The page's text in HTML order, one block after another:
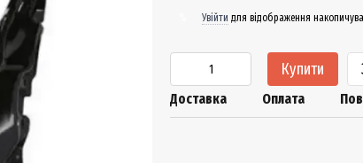
Увійти для відображення
Купити
Доставка Оплата